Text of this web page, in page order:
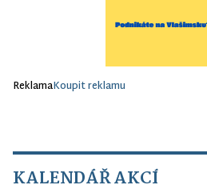
ReklamaKoupit reklamu
KALENDÁŘ AKCÍ